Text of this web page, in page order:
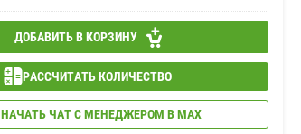
ДОБАВИТЬ В КОРЗИНУ
РАССЧИТАТЬ КОЛИЧЕСТВО
НАЧАТЬ ЧАТ С МЕНЕДЖЕРОМ В МАХ